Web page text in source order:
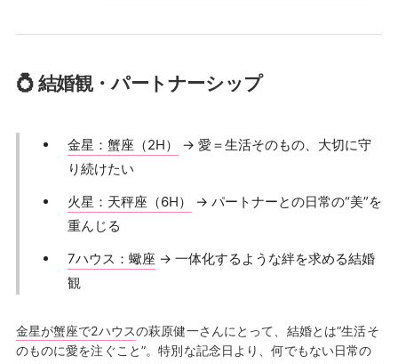
💍 結婚観・パートナーシップ
金星：蟹座（2H）
→ 愛＝生活そのもの、大切に守
り続けたい
火星：天秤座（6H）
→ パートナーとの日常の“美”を
重んじる
7ハウス：蠍座 → 一体化するような絆を求める結婚
観
金星が蟹座で2ハウスの萩原健一さんにとって、結婚とは“生活そ
のものに愛を注ぐこと”。特別な記念日より、何でもない日常の